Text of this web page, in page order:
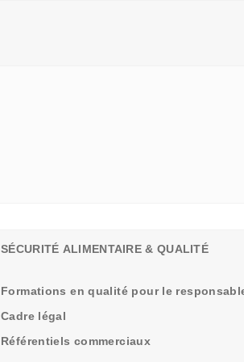
SÉCURITÉ ALIMENTAIRE & QUALITÉ
Formations en qualité pour le
Cadre légal
Référentiels commerciaux